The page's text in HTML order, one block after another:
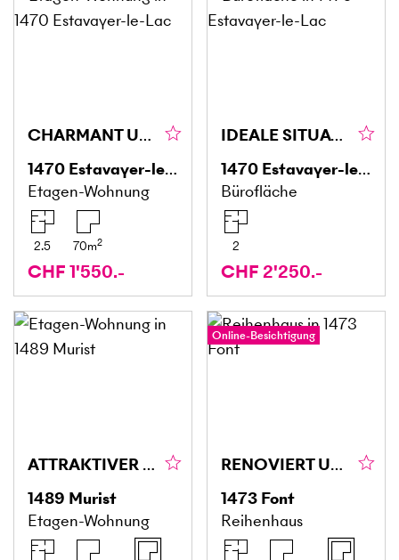
CHARMANT UND PRAKTISCH - ALLES IN GEHDISTANZ
1470 Estavayer-le-Lac
Etagen-Wohnung
2.5 70m2
CHF 1'550.-
IDEALE SITUATION, HELL UND GERÄUMIG
1470 Estavayer-le-Lac
Bürofläche
2
CHF 2'250.-
ATTRAKTIVER PREIS! MIETKAUF NICHT VERPASSEN
1489 Murist
Etagen-Wohnung
Online-Besichtigung
RENOVIERT UND NAHE AM SEE
1473 Font
Reihenhaus